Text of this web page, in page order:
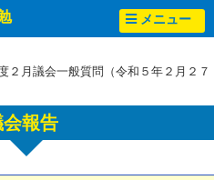
メニュー
２月議会一般質問（令和５年２月２７
会報告